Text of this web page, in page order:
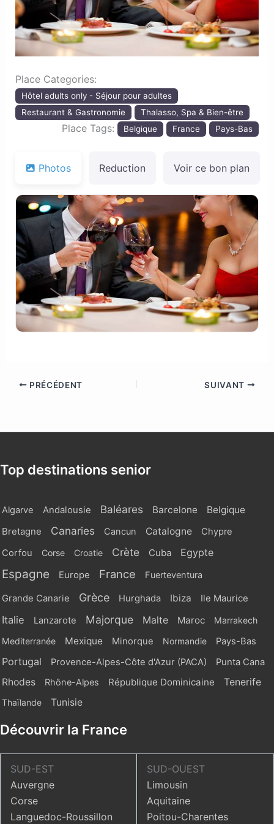
Place Categories:
Hôtel adults only - Séjour pour adultes
Restaurant & Gastronomie
Thalasso, Spa & Bien-être
Place Tags: Belgique France Pays-Bas
Photos Reduction Voir ce bon plan
PRÉCÉDENT SUIVANT
Top destinations senior
Algarve Andalousie Baléares Barcelone Belgique
Bretagne Canaries Cancun Catalogne
Chypre
Corfou
Corse Croatie Crète Cuba Egypte
Espagne Europe France Fuerteventura
Grande Canarie Grèce Hurghada Ibiza Ile Maurice
Italie Lanzarote Majorque Malte Maroc
Marrakech
Mediterranée
Mexique Minorque Normandie Pays-Bas
Portugal Provence-Alpes-Côte d'Azur (PACA) Punta Cana
Rhodes Rhône-Alpes République Dominicaine Tenerife
Thaïlande Tunisie
Découvrir la France
SUD-EST
Auvergne
Corse
Languedoc-Roussillon
SUD-OUEST
Limousin
Aquitaine
Poitou-Charentes